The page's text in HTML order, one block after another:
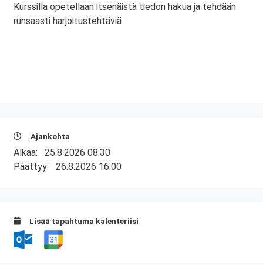
Kurssilla opetellaan itsenäistä tiedon hakua ja tehdään
runsaasti harjoitustehtäviä
Ajankohta
Alkaa: 25.8.2026 08:30
Päättyy: 26.8.2026 16:00
Lisää tapahtuma kalenteriisi